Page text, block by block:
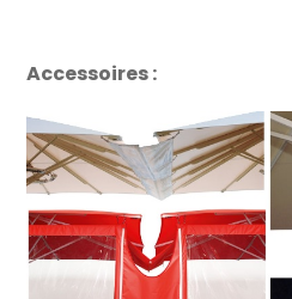
Accessoires :